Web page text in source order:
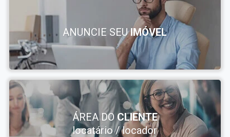
ANUNCIE SEUIMÓVEL
ÁREA DOCLIENTE
locatário / locador